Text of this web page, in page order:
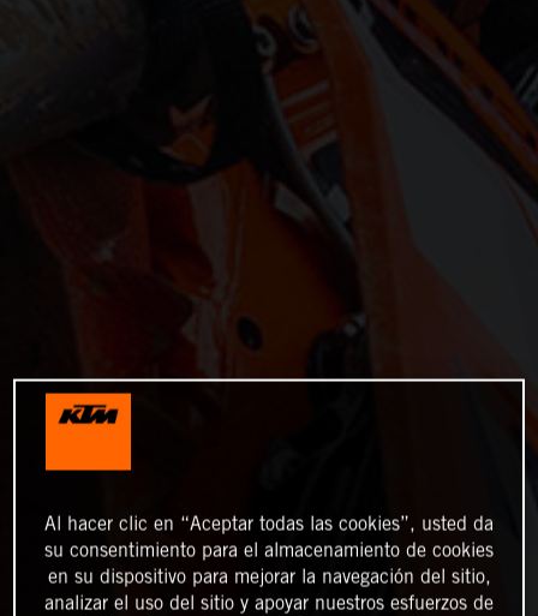
Al hacer clic en “Aceptar todas las cookies”, usted da
su consentimiento para el almacenamiento de cookies
en su dispositivo para mejorar la navegación del sitio,
analizar el uso del sitio y apoyar nuestros esfuerzos de